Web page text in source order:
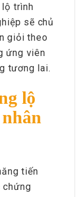
lộ trình
sẽ chủ
giỏi theo
ứng viên
tương lai.
lộ
tiến
chứng